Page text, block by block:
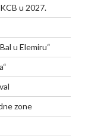
u 2027.
u Elemiru“
zone